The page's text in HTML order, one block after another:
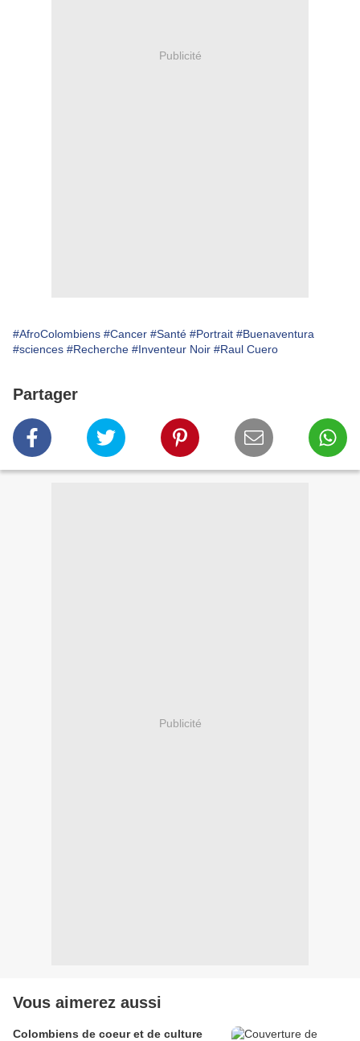
Publicité
#AfroColombiens #Cancer #Santé #Portrait #Buenaventura
#sciences #Recherche #Inventeur Noir #Raul Cuero
Partager
Publicité
Vous aimerez aussi
Colombiens de coeur et de culture